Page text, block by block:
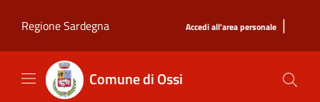
Regione Sardegna
Accedi all'area personale |
Comune di Ossi